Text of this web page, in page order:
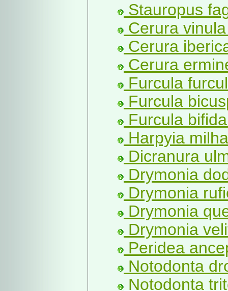
Stauropus
Cerura
Cerura
Cerura
Furcula
Furcula
Furcula
Harpyia
Dicranura
Drymonia
Drymonia
Drymonia
Drymonia
Peridea
Notodonta
Notodonta